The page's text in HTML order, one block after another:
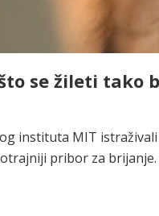
se žileti tako
instituta MIT
pribor za